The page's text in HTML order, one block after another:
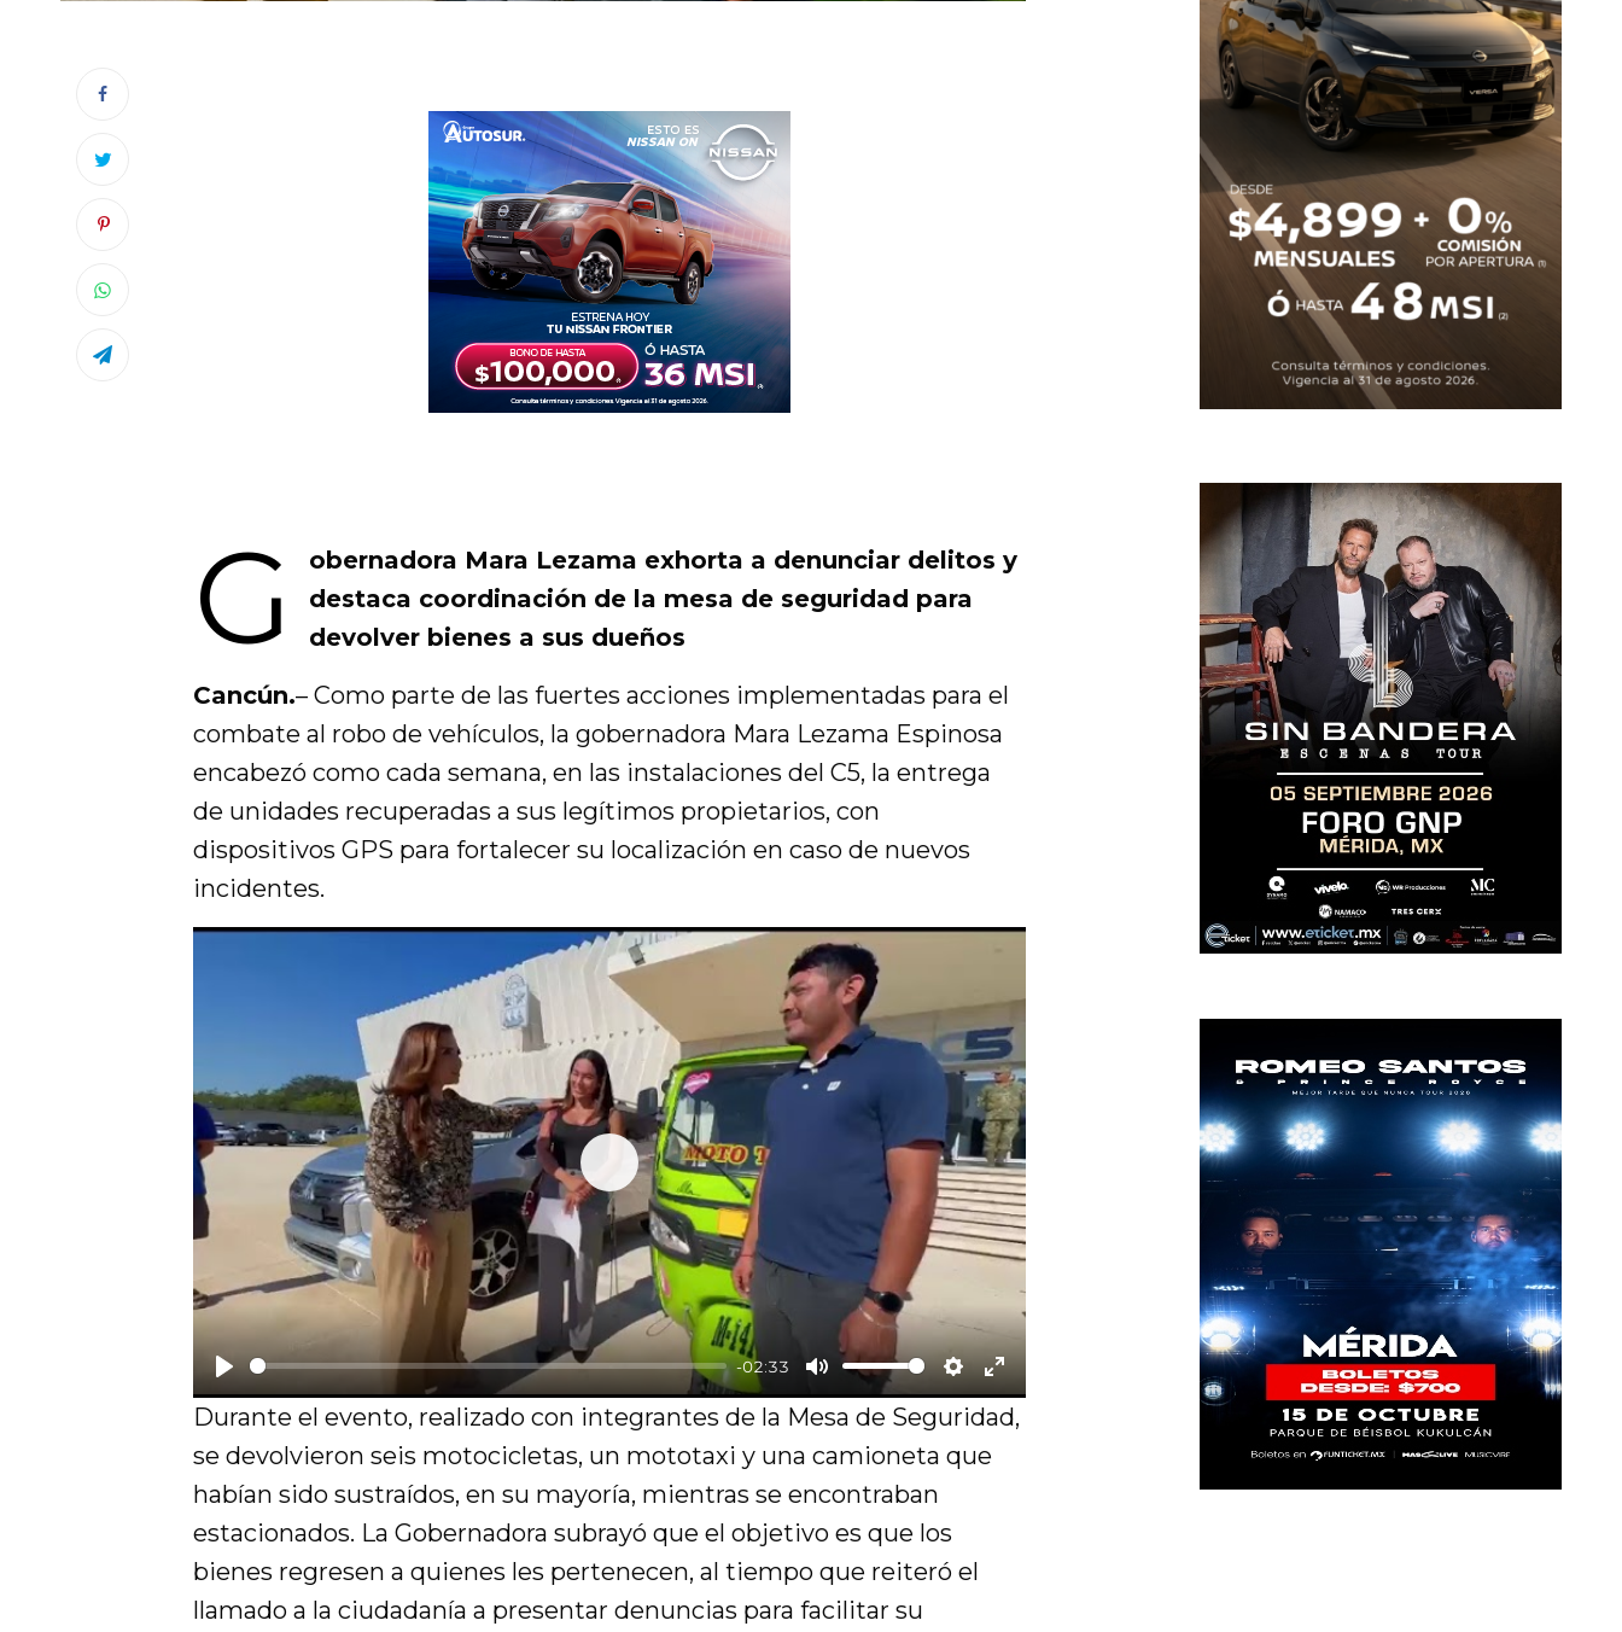
G
obernadora Mara Lezama exhorta a denunciar delitos y
destaca coordinación de la mesa de seguridad para
devolver bienes a sus dueños
Cancún.– Como parte de las fuertes acciones implementadas para el
combate al robo de vehículos, la gobernadora Mara Lezama Espinosa
encabezó como cada semana, en las instalaciones del C5, la entrega
de unidades recuperadas a sus legítimos propietarios, con
dispositivos GPS para fortalecer su localización en caso de nuevos
incidentes.
P
a
y
-02:33
M
e
S
i
E
P
l
a
Durante el evento, realizado con integrantes de la Mesa de Seguridad,
se devolvieron seis motocicletas, un mototaxi y una camioneta que
habían sido sustraídos, en su mayoría, mientras se encontraban
estacionados. La Gobernadora subrayó que el objetivo es que los
bienes regresen a quienes les pertenecen, al tiempo que reiteró el
llamado a la ciudadanía a presentar denuncias para facilitar su